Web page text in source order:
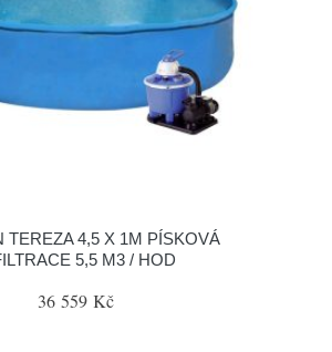
TEREZA 4,5 X 1M PÍSKOVÁ
5,5 M3 / HOD
36 559 Kč